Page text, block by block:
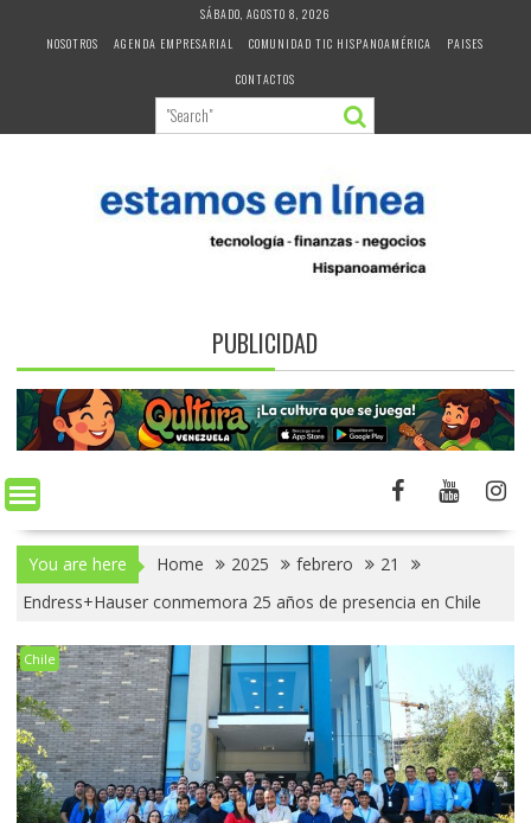
SÁBADO, AGOSTO 8, 2026
NOSOTROS
AGENDA EMPRESARIAL COMUNIDAD TIC HISPANOAMÉRICA
PAISES
CONTACTOS
PUBLICIDAD
You are here Home 2025 febrero
21
Endress+Hauser conmemora 25 años de presencia en Chile
Chile